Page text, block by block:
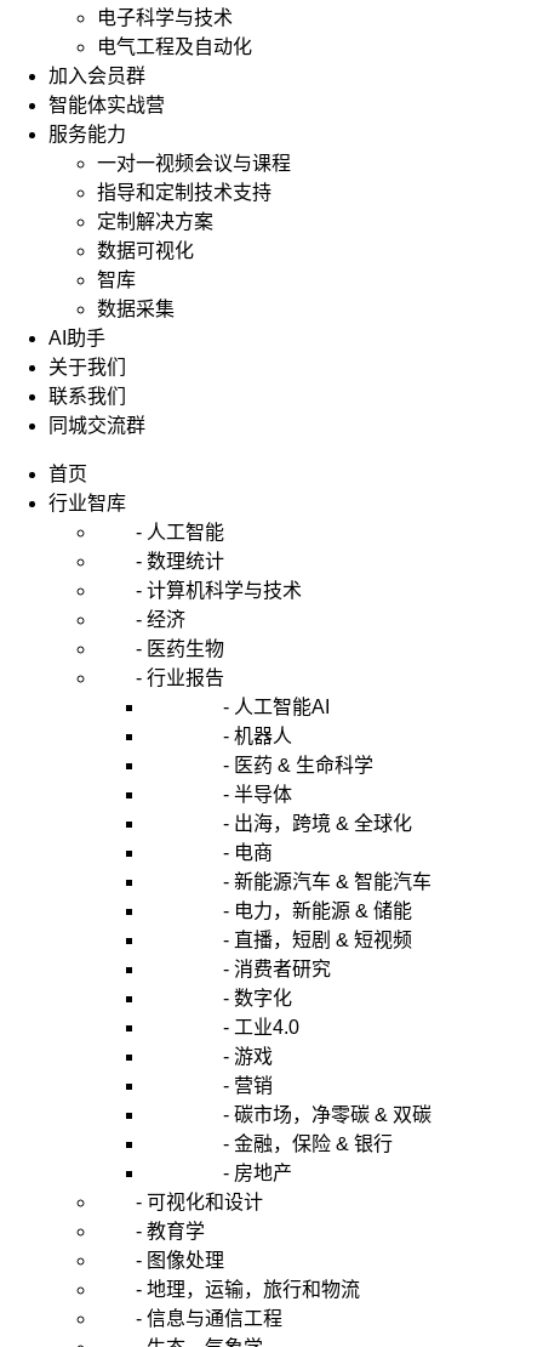
电子科学与技术
电气工程及自动化
加入会员群
智能体实战营
服务能力
一对一视频会议与课程
指导和定制技术支持
定制解决方案
数据可视化
智库
数据采集
AI助手
关于我们
联系我们
同城交流群
首页
行业智库
- 人工智能
- 数理统计
- 计算机科学与技术
- 经济
- 医药生物
- 行业报告
- 人工智能AI
- 机器人
- 医药 & 生命科学
- 半导体
- 出海，跨境 & 全球化
- 电商
- 新能源汽车 & 智能汽车
- 电力，新能源 & 储能
- 直播，短剧 & 短视频
- 消费者研究
- 数字化
- 工业4.0
- 游戏
- 营销
- 碳市场，净零碳 & 双碳
- 金融，保险 & 银行
- 房地产
- 可视化和设计
- 教育学
- 图像处理
- 地理，运输，旅行和物流
- 信息与通信工程